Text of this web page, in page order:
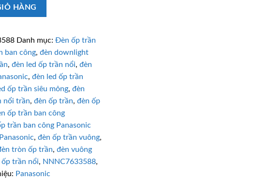
HÀNG
Danh mục: Đèn ốp trần
ban công, đèn downlight
, đèn led ốp trần nổi, đèn
, đèn led ốp trần
ốp trần siêu mỏng, đèn
nổi trần, đèn ốp trần, đèn ốp
ốp trần ban công
trần ban công Panasonic
, đèn ốp trần vuông,
tròn ốp trần, đèn vuông
ốp trần nổi, NNNC7633588,
Panasonic